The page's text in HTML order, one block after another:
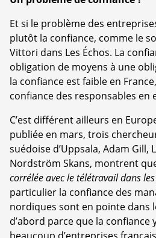
Et si le problème des
plutôt la confiance, comme le
Vittori dans Les Échos. La
obligation de moyens à une
la confiance est faible en
confiance des responsables en
C’est différent ailleurs en
publiée en mars, trois
suédoise d’Uppsala, Adam Gill,
Nordström Skans, montrent
corrélée avec le télétravail dans
particulier la confiance des
nordiques sont en pointe dans
d’abord parce que la confiance